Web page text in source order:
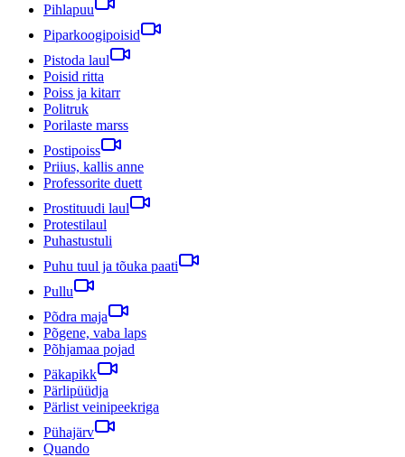
Pihlapuu
Piparkoogipoisid
Pistoda laul
Poisid ritta
Poiss ja kitarr
Politruk
Porilaste marss
Postipoiss
Priius, kallis anne
Professorite duett
Prostituudi laul
Protestilaul
Puhastustuli
Puhu tuul ja tõuka paati
Pullu
Põdra maja
Põgene, vaba laps
Põhjamaa pojad
Päkapikk
Pärlipüüdja
Pärlist veinipeekriga
Pühajärv
Quando